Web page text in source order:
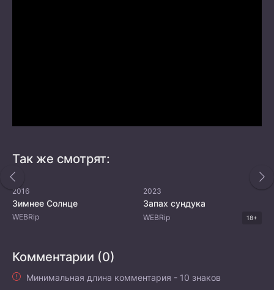
Так же смотрят:
2016
Зимнее Солнце
WEBRip
2023
Запах сундука
WEBRip 18+
Комментарии (0)
Минимальная длина комментария - 10 знаков